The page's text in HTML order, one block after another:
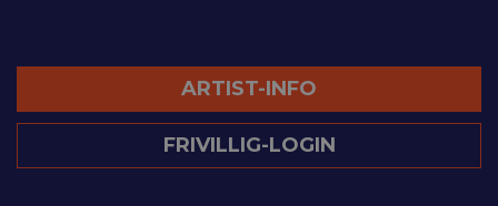
ARTIST-INFO
FRIVILLIG-LOGIN